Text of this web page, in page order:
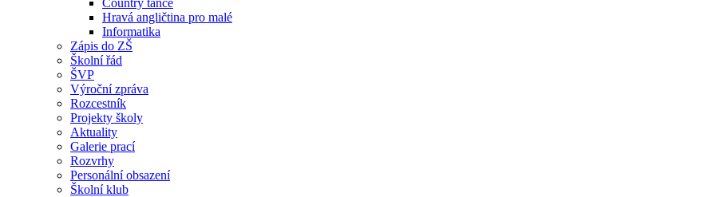
Country tance
Hravá angličtina pro malé
Informatika
Zápis do ZŠ
Školní řád
ŠVP
Výroční zpráva
Rozcestník
Projekty školy
Aktuality
Galerie prací
Rozvrhy
Personální obsazení
Školní klub